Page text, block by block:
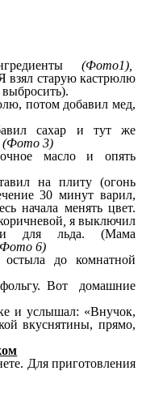
(Фото1),
взял старую кастрюлю
выбросить).
потом добавил мед,
сахар и тут же
(Фото 3)
масло и опять
на плиту (огонь
30 минут варил,
начала менять цвет.
, я выключил
для льда. (Мама
6)
до комнатной
Вот домашние
и услышал: «Внучок,
вкуснятины, прямо,
Для приготовления